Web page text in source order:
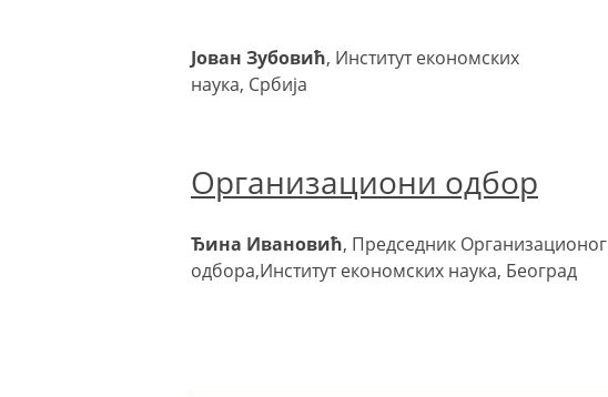
Јован Зубовић, Институт економских
наука, Србија
Организациони одбор
Ђина Ивановић, Председник Организационог
одбора,Институт економских наука, Београд